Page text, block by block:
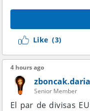
que el sentimiento
por encima del
(1.1579) e
consigue romper
es bastante
El indicador
encuentra muy
el momentum de
Like (3)
4 hours ago
Senior Member
El par de divisas